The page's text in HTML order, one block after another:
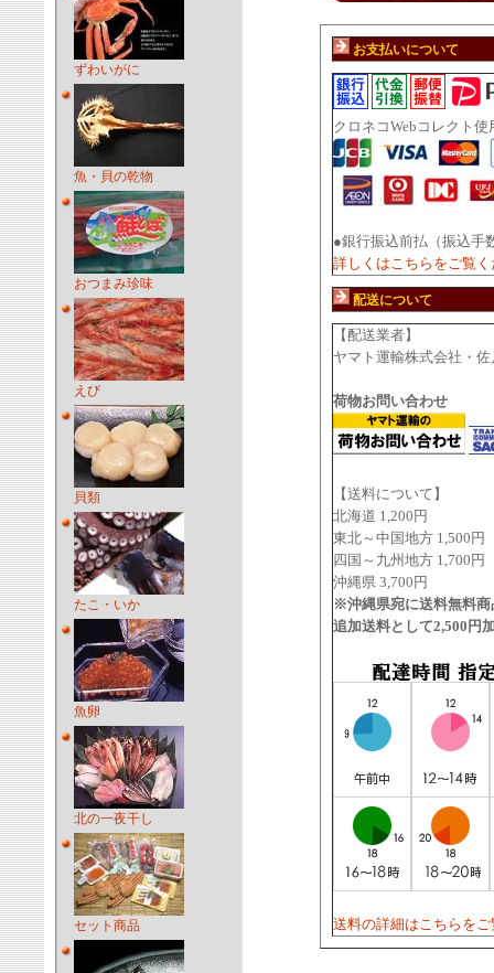
ずわいがに
魚・貝の乾物
おつまみ珍味
えび
貝類
たこ・いか
魚卵
北の一夜干し
セット商品
お支払いについて
クロネコWebコレクト
●銀行振込前払（振込手
詳しくはこちらをご覧く
配送について
【配送業者】
ヤマト運輸株式会社・
荷物お問い合わせ
【送料について】
北海道 1,200円
東北～中国地方 1,500円
四国～九州地方 1,700円
沖縄県 3,700円
※沖縄県宛に送料無料
追加送料として2,500円
送料の詳細はこちらを